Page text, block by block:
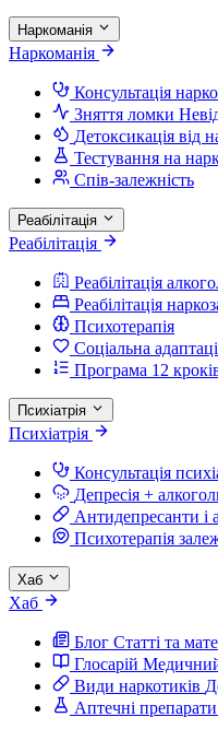
Наркоманія
Наркоманія
Консультація
Зняття ломки
Детоксикація від
Тестування на
Спів-залежність
Реабілітація
Реабілітація
Реабілітація
Реабілітація
Психотерапія
Соціальна
Програма 12
Психіатрія
Психіатрія
Консультація
Депресія +
Антидепресанти і
Психотерапія
Хаб
Хаб
Блог Статті та
Глосарій
Види наркотиків
Аптечні препарати